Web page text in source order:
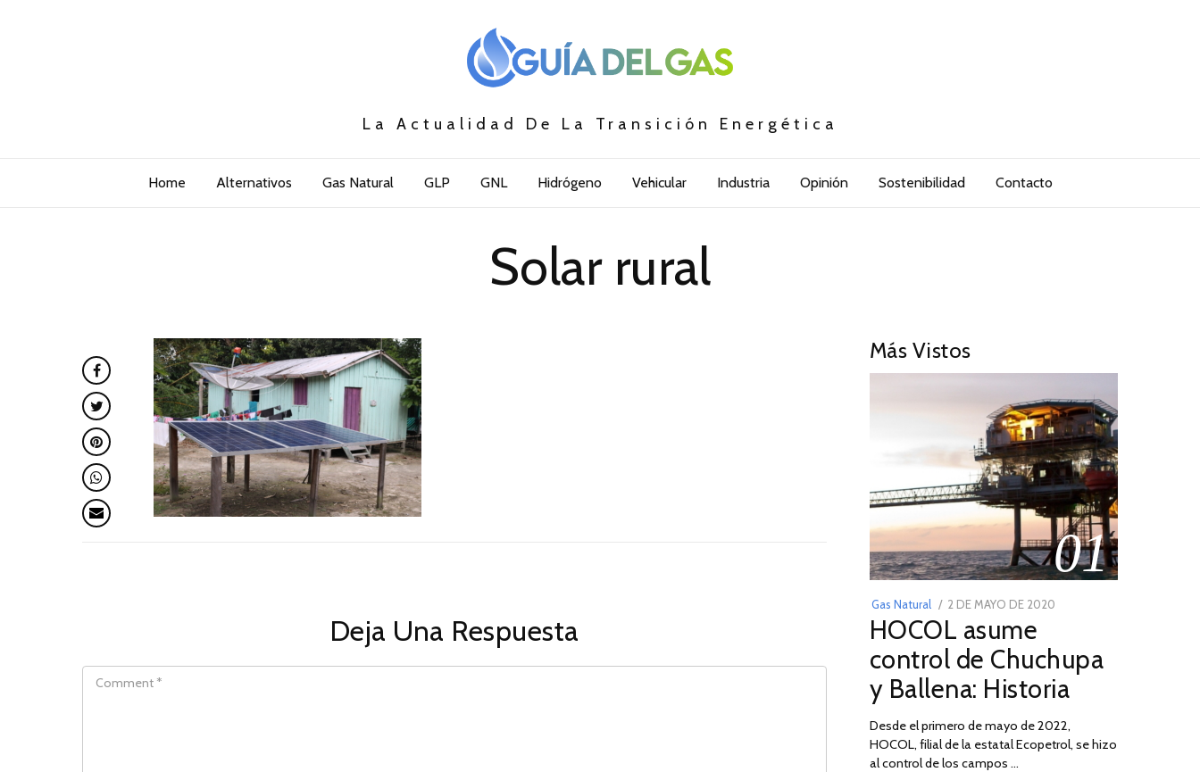
La Actualidad De La Transición Energética
Home Alternativos Gas Natural GLP GNL Hidrógeno Vehicular Industria Opinión Sostenibilidad Contacto
Solar rural
Deja Una Respuesta
Más Vistos
01
Gas Natural
POSTED
ON
2 DE MAYO DE 2020
DE
2026
HOCOL asume
control de Chuchupa
y Ballena: Historia
Desde el primero de mayo de 2022,
HOCOL, filial de la estatal Ecopetrol, se hizo
al control de los campos …